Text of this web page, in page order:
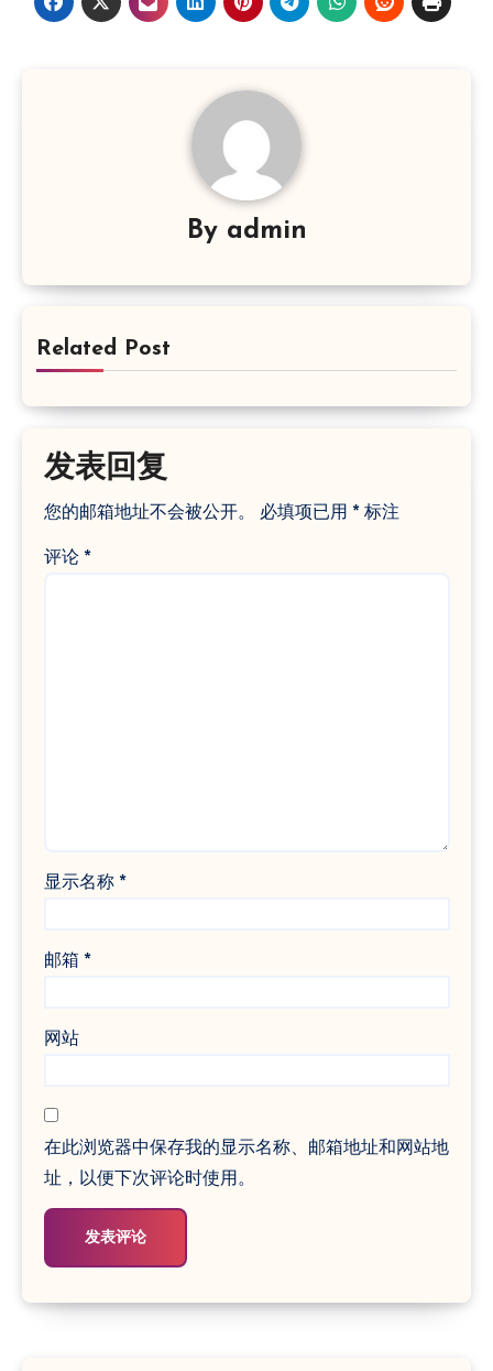
By admin
Related Post
发表回复
您的邮箱地址不会被公开。 必填项已用 *标注
评论 *
显示名称 *
邮箱 *
网站
在此浏览器中保存我的显示名称、邮箱地址和网站地
址，以便下次评论时使用。